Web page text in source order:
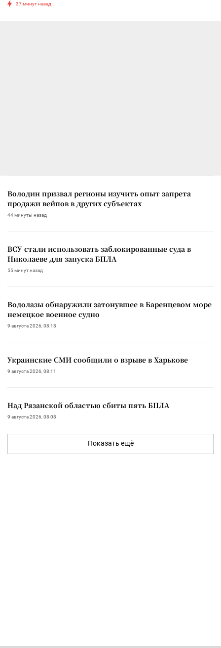
37 минут назад
Володин призвал регионы изучить опыт запрета
продажи вейпов в других субъектах
44 минуты назад
ВСУ стали использовать заблокированные суда в
Николаеве для запуска БПЛА
55 минут назад
Водолазы обнаружили затонувшее в Баренцевом море
немецкое военное судно
9 августа 2026, 08:18
Украинские СМИ сообщили о взрыве в Харькове
9 августа 2026, 08:11
Над Рязанской областью сбиты пять БПЛА
9 августа 2026, 08:08
Показать ещё